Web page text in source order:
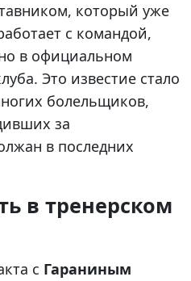
который уже
с командой,
в официальном
Это известие стало
болельщиков,
за
в последних
в тренерском
с Гараниным